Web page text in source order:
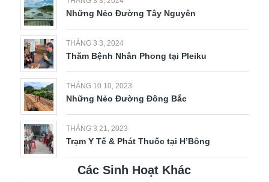
Những Nẻo Đường Tây Nguyên
THÁNG 3 3, 2024
Thăm Bệnh Nhân Phong tại Pleiku
THÁNG 10 10, 2023
Những Nẻo Đường Đông Bắc
THÁNG 3 21, 2023
Trạm Y Tế & Phát Thuốc tại H’Bông
Các Sinh Hoạt Khác